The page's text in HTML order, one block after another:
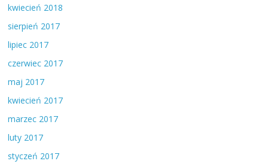
kwiecień 2018
sierpień 2017
lipiec 2017
czerwiec 2017
maj 2017
kwiecień 2017
marzec 2017
luty 2017
styczeń 2017